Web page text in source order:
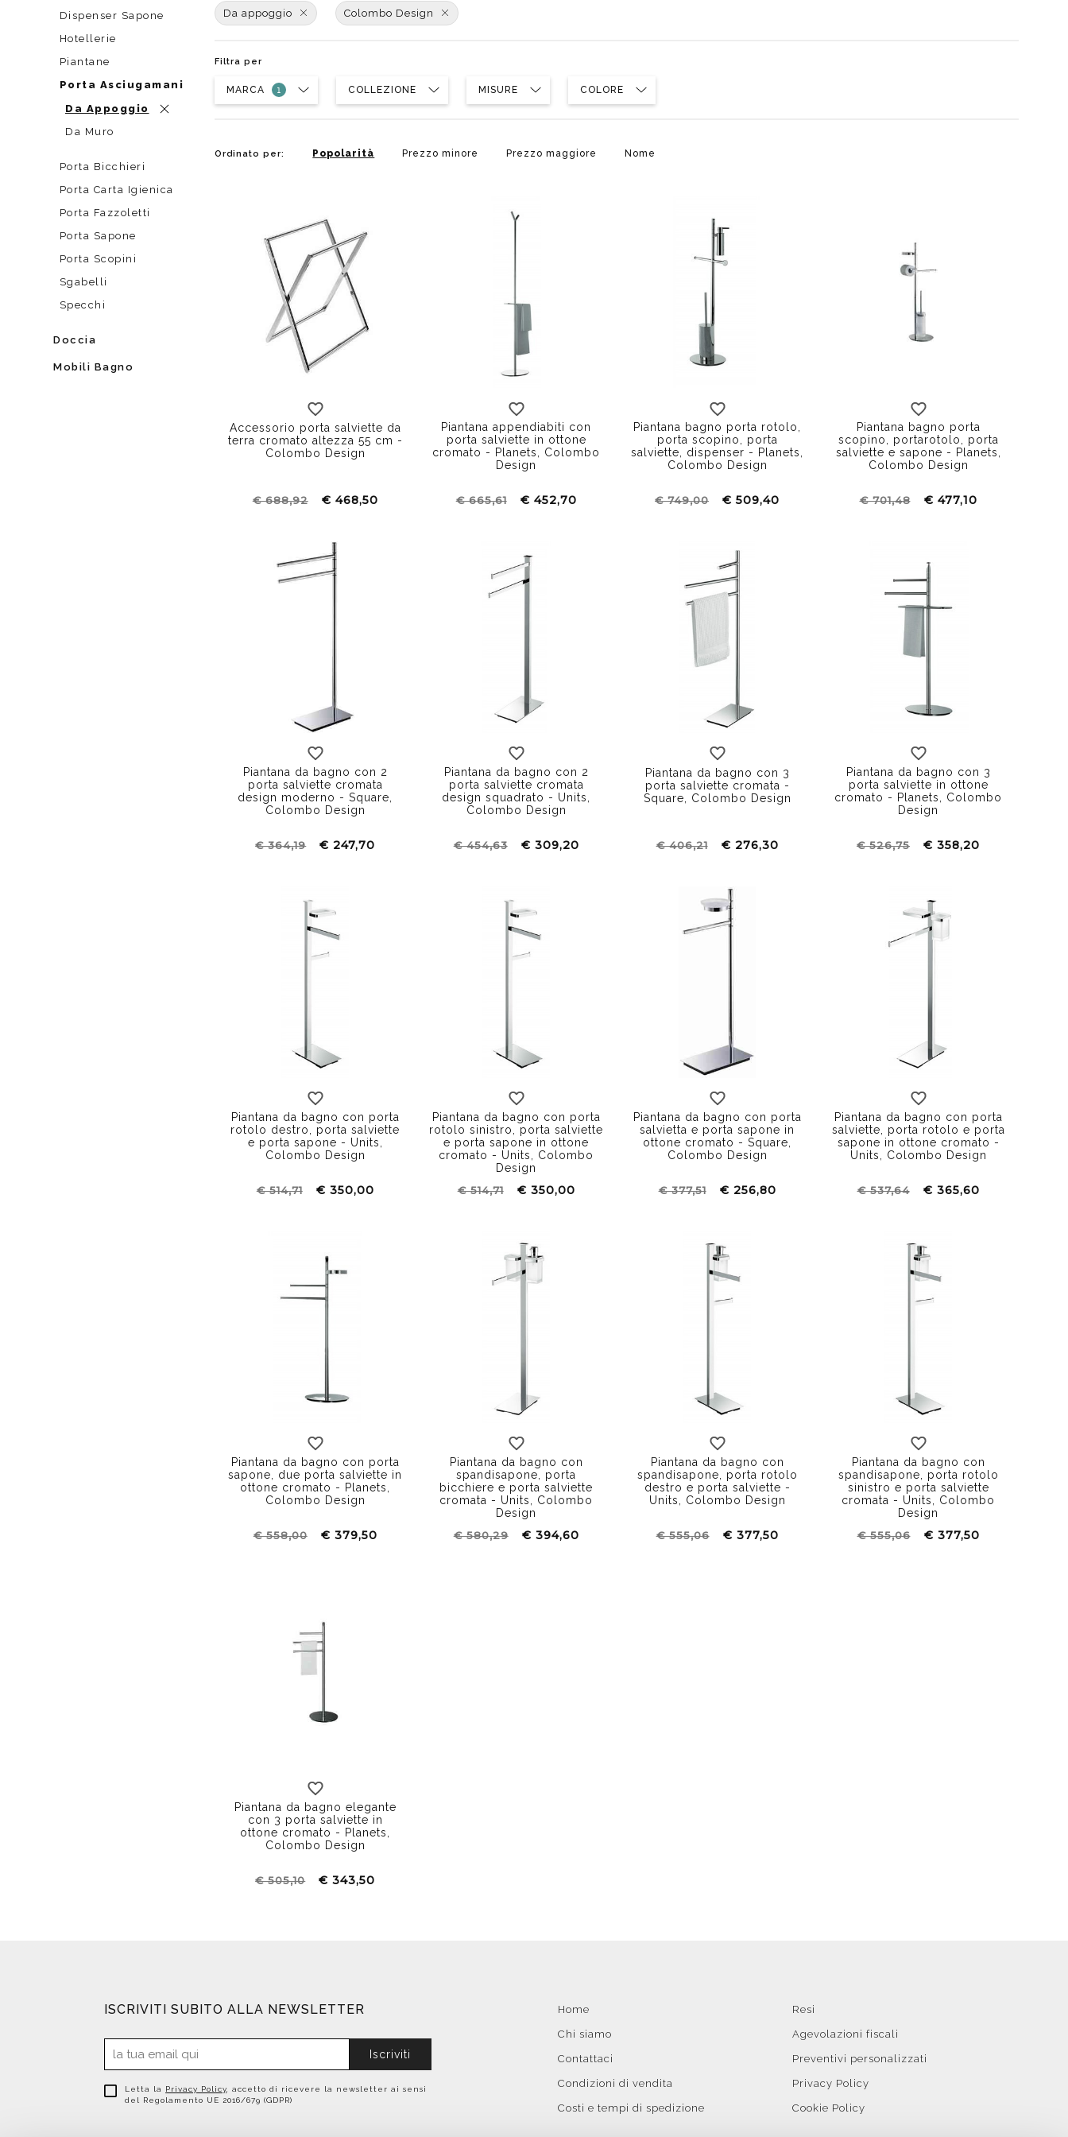
Soffioni speciali
Da muro
Da Appoggio
Da appoggio Colombo Design
Filtra per
Dispenser Sapone
Hotellerie
Piantane
Porta Asciugamani
Da Appoggio
Da Muro
Porta Bicchieri
Porta Carta Igienica
Porta Fazzoletti
Porta Sapone
Porta Scopini
Sgabelli
Specchi
Doccia
Mobili Bagno
MARCA COLLEZIONE MISURE COLORE
Ordinato per: Popolarità Prezzo minore Prezzo maggiore Nome
Accessorio porta salviette da
terra cromato altezza 55 cm -
Colombo Design
€ 688,92 € 468,50
Piantana appendiabiti con
porta salviette in ottone
cromato - Planets, Colombo
Design
€ 665,61 € 452,70
Piantana bagno porta rotolo,
porta scopino, porta
salviette, dispenser - Planets,
Colombo Design
€ 749,00 € 509,40
Piantana bagno porta
scopino, portarotolo, porta
salviette e sapone - Planets,
Colombo Design
€ 701,48 € 477,10
Piantana da bagno con 2
porta salviette cromata
design moderno - Square,
Colombo Design
€ 364,19 € 247,70
Piantana da bagno con 2
porta salviette cromata
design squadrato - Units,
Colombo Design
€ 454,63 € 309,20
Piantana da bagno con 3
porta salviette cromata -
Square, Colombo Design
€ 406,21 € 276,30
Piantana da bagno con 3
porta salviette in ottone
cromato - Planets, Colombo
Design
€ 526,75 € 358,20
Piantana da bagno con porta
rotolo destro, porta salviette
e porta sapone - Units,
Colombo Design
€ 514,71 € 350,00
Piantana da bagno con porta
rotolo sinistro, porta salviette
e porta sapone in ottone
cromato - Units, Colombo
Design
€ 514,71
€ 350,00
Piantana da bagno con porta
salvietta e porta sapone in
ottone cromato - Square,
Colombo Design
€ 377,51 € 256,80
Piantana da bagno con porta
salviette, porta rotolo e porta
sapone in ottone cromato -
Units, Colombo Design
€ 537,64 € 365,60
Piantana da bagno con porta
sapone, due porta salviette in
ottone cromato - Planets,
Colombo Design
€ 558,00 € 379,50
Piantana da bagno con
spandisapone, porta
bicchiere e porta salviette
cromata - Units, Colombo
Design
€ 580,29
€ 394,60
Piantana da bagno con
spandisapone, porta rotolo
destro e porta salviette -
Units, Colombo Design
€ 555,06 € 377,50
Piantana da bagno con
spandisapone, porta rotolo
sinistro e porta salviette
cromata - Units, Colombo
Design
€ 555,06
€ 377,50
Piantana da bagno elegante
con 3 porta salviette in
ottone cromato - Planets,
Colombo Design
€ 505,10 € 343,50
ISCRIVITI SUBITO ALLA NEWSLETTER
Iscriviti
Letta la Privacy Policy , accetto di ricevere la newsletter ai sensi
del Regolamento UE 2016/679 (GDPR)
Home
Chi siamo
Contattaci
Condizioni di vendita
Costi e tempi di spedizione
Resi
Agevolazioni fiscali
Preventivi personalizzati
Privacy Policy
Cookie Policy